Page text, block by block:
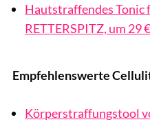
Hautstraffendes Tonic
RETTERSPITZ, um 29 €
Empfehlenswerte
Körperstraffungstool